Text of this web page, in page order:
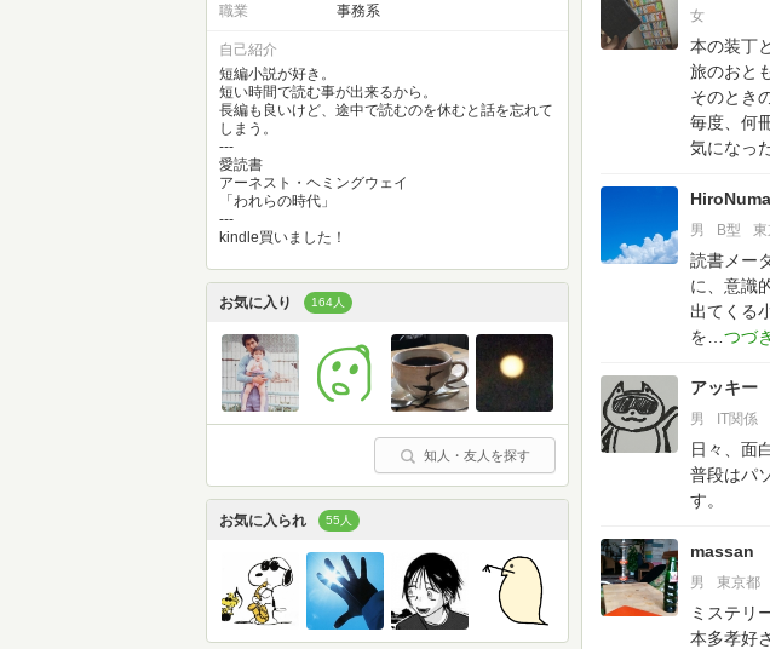
女
本の装丁
旅のおと
そのとき
毎度、何
気になっ
男 B型
読書メー
に、意識
出てくる
を
アッキー
男 IT関係
日々、面
普段はパ
す。
massan
男 東京都
ミステリ
本多孝好
職業 事務系
自己紹介
短編小説が好き。
短い時間で読む事が出来るから。
長編も良いけど、途中で読むのを休むと話を忘れて
しまう。
---
愛読書
アーネスト・ヘミングウェイ
「われらの時代」
---
kindle買いました！
お気に入り 164人
知人・友人を探す
お気に入られ 55人